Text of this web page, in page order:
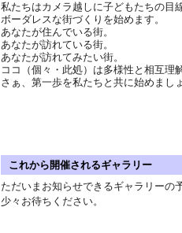
私たちはカメラ越しに子どもたちの目
ボーダレスな街づくりを始めます。
あなたが住んでいる街。
あなたが訪れている街。
あなたが訪れてみたい街。
ココ（個々・此処）は多様性と相互理
さぁ、第一歩を私たちと共に始めまし
これから開催されるギャラリー
ただいまお知らせできるギャラリーの
少々お待ちください。